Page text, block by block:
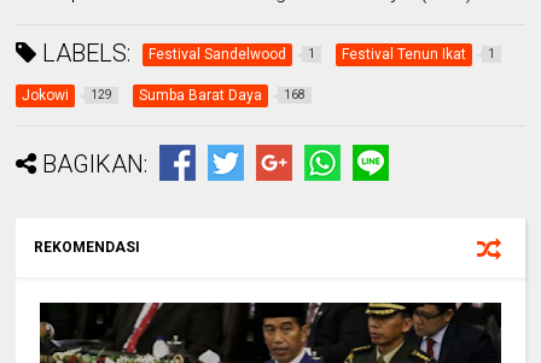
LABELS: Festival Sandelwood 1 Festival Tenun Ikat 1
Jokowi 129 Sumba Barat Daya 168
BAGIKAN:
REKOMENDASI